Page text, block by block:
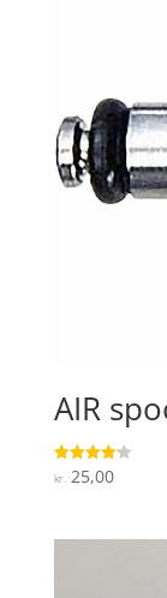
AIR
Vurderet
4.2
kr.25,00